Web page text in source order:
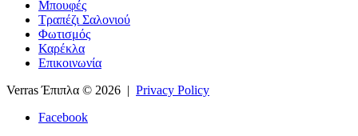
Μπουφές
Τραπέζι Σαλονιού
Φωτισμός
Καρέκλα
Επικοινωνία
Verras Έπιπλα © 2026 | Privacy Policy
Facebook